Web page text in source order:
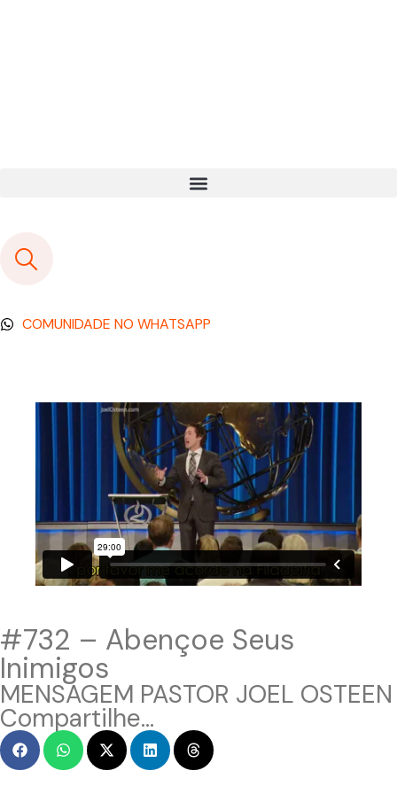
COMUNIDADE NO WHATSAPP
#732 – Abençoe Seus
Inimigos
MENSAGEM PASTOR JOEL OSTEEN
Compartilhe...